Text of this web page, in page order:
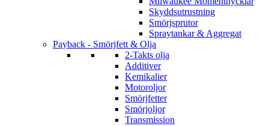
Skyddsutrustning
Smörjsprutor
Spraytankar & Aggregat
Payback - Smörjfett & Olja
2-Takts olja
Additiver
Kemikalier
Motoroljor
Smörjfetter
Smörjoljor
Transmission